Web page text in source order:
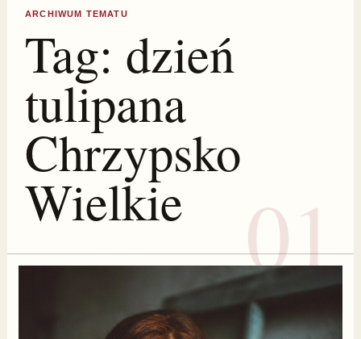
ARCHIWUM TEMATU
Tag: dzień
tulipana
Chrzypsko
Wielkie